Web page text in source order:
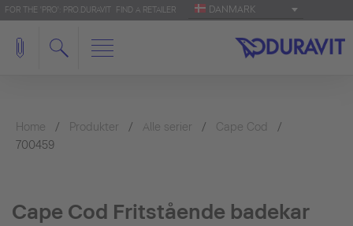
FOR THE 'PRO': PRO.DURAVIT FIND A RETAILER DANMARK
Home Produkter Alle serier
Cape Cod
700459
Cape Cod Fritstående badekar